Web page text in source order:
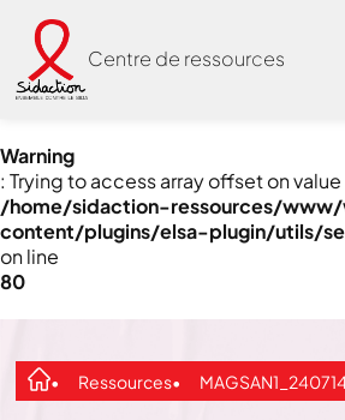
Warning
: Trying to access array offset on
/home/sidaction-ressources/
content/plugins/elsa-plugin/utils/
on line
80
Centre de ressources
Ressources